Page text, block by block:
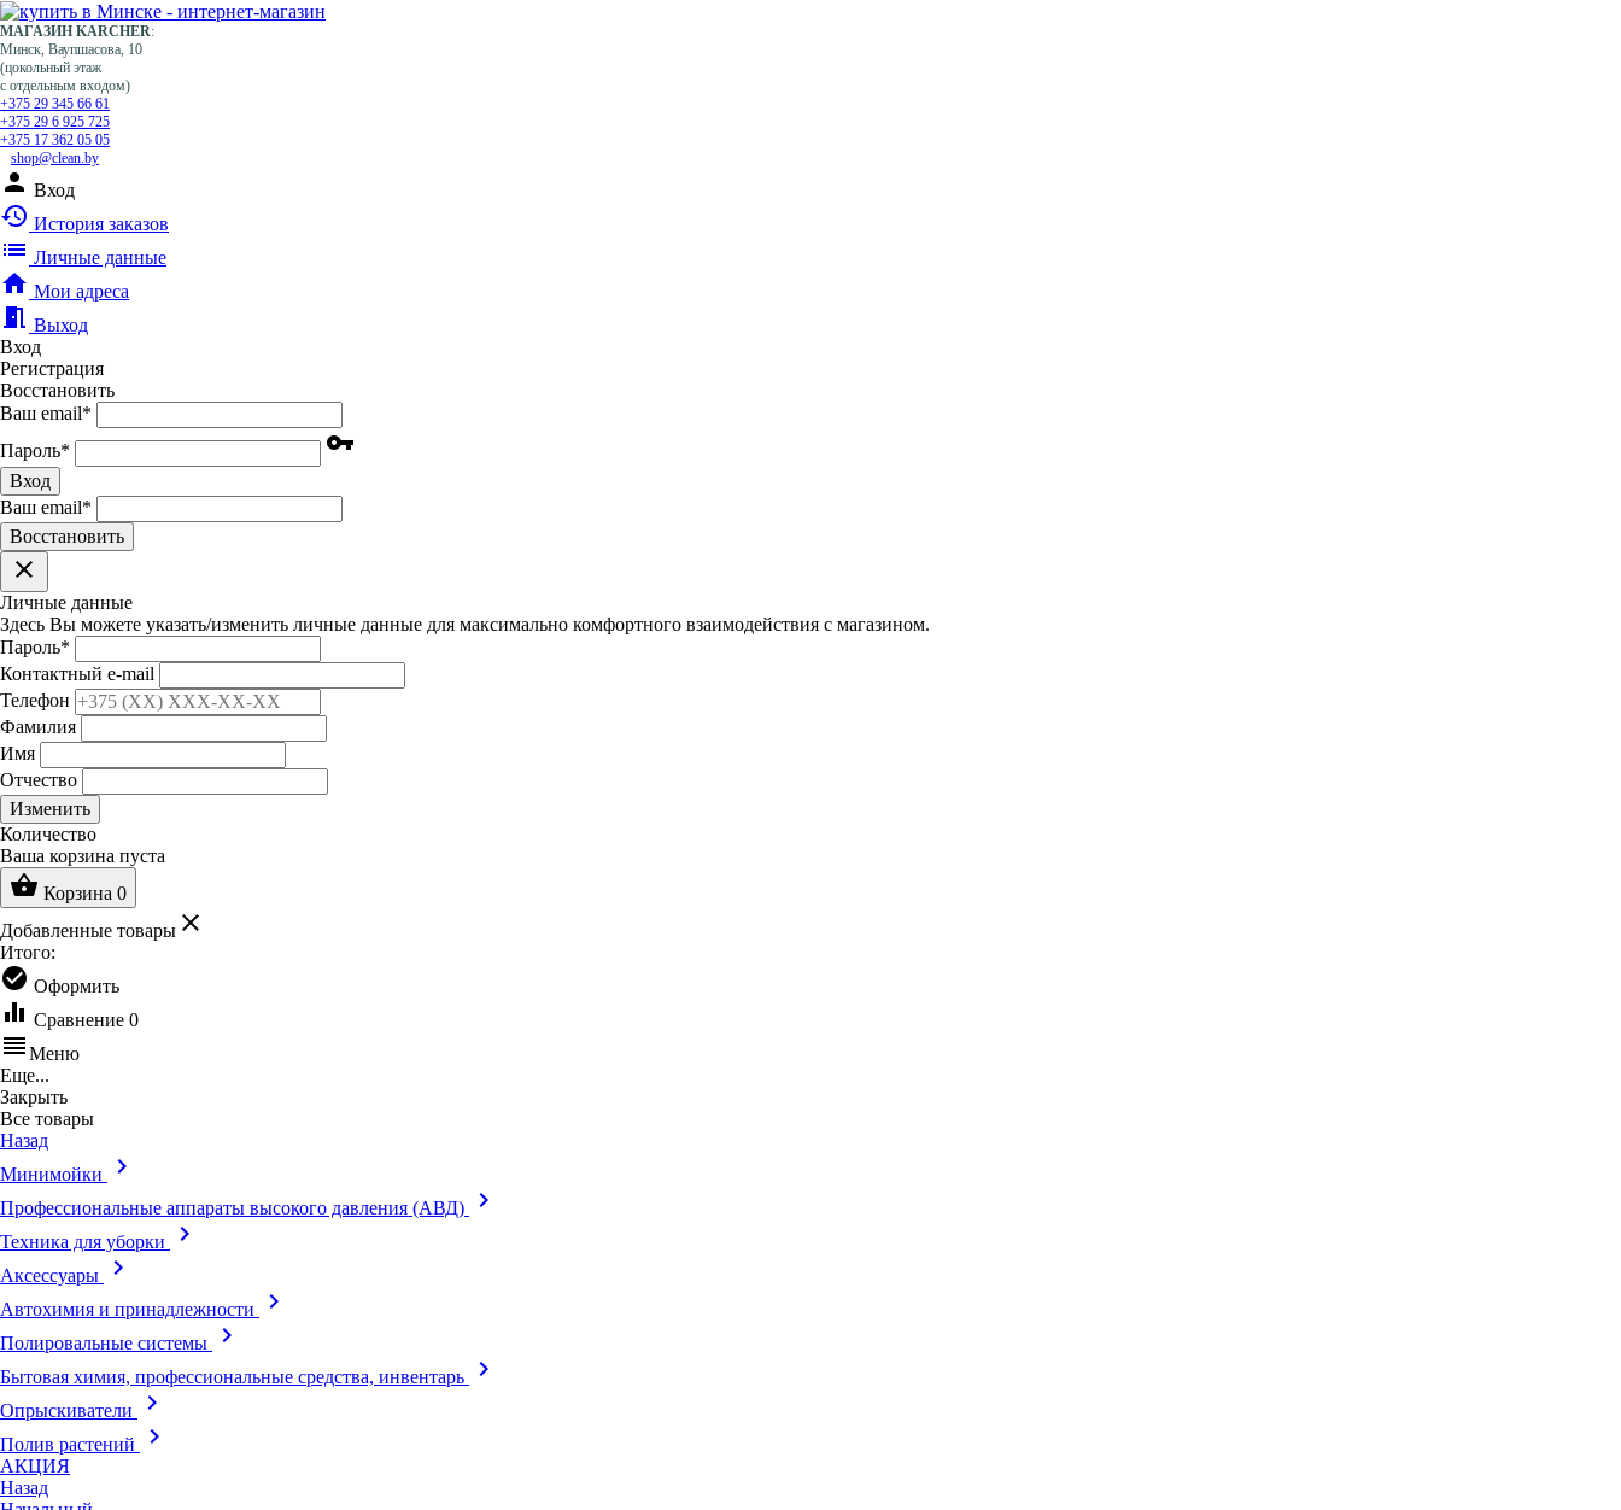
МАГАЗИН KARCHER:
Минск, Ваупшасова, 10
(цокольный этаж
с отдельным входом)
+375 29 345 66 61
+375 29 6 925 725
+375 17 362 05 05
shop@clean.by
person Вход
history История заказов
list Личные данные
home Мои адреса
meeting_room Выход
Вход
Регистрация
Восстановить
Ваш email*
Пароль* vpn_key
Вход
Ваш email*
Воcстановить
clear
Личные данные
Здесь Вы можете указать/изменить личные данные для максимально комфортного взаимодействия с магазином.
Пароль*
Контактный e-mail
Телефон
Фамилия
Имя
Отчество
Изменить
Количество
Ваша корзина пуста
shopping_basket Корзина 0
Добавленные товары clear
Итого:
check_circle Оформить
equalizer Сравнение 0
reorderМеню
Еще...
Закрыть
Все товары
Назад
Минимойки
keyboard_arrow_right
Профессиональные аппараты высокого давления (АВД) keyboard_arrow_right
Техника для уборки keyboard_arrow_right
Аксессуары keyboard_arrow_right
Автохимия и принадлежности keyboard_arrow_right
Полировальные системы keyboard_arrow_right
Бытовая химия, профессиональные средства, инвентарь keyboard_arrow_right
Опрыскиватели keyboard_arrow_right
Полив растений keyboard_arrow_right
АКЦИЯ
Назад